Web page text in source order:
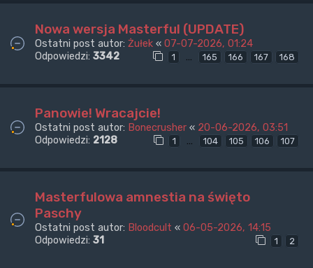
Nowa wersja Masterful (UPDATE)
Ostatni post autor: Żułek « 07-07-2026, 01:24
Odpowiedzi: 3342 1 … 165 166 167 168
Panowie! Wracajcie!
Ostatni post autor: Bonecrusher « 20-06-2026, 03:51
Odpowiedzi: 2128 1 … 104 105 106 107
Masterfulowa amnestia na święto
Paschy
Ostatni post autor: Bloodcult « 06-05-2026, 14:15
Odpowiedzi: 31 1 2